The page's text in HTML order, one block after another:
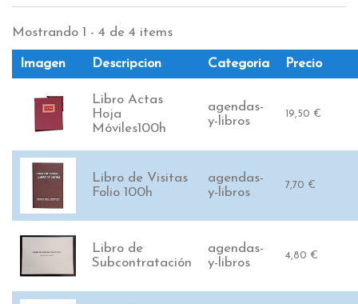
Mostrando 1 - 4 de 4 items
Imagen Descripcion Categoria Precio
Libro Actas
Hoja
Móviles100h
agendas-
y-libros
19,50 €
Libro de Visitas
Folio 100h
agendas-
y-libros
7,70 €
Libro de
Subcontratación
agendas-
y-libros
4,80 €